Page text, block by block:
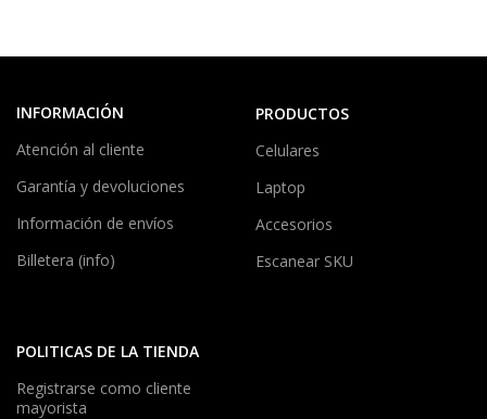
INFORMACIÓN
Atención al cliente
Garantía y devoluciones
Información de envíos
Billetera (info)
PRODUCTOS
Celulares
Laptop
Accesorios
Escanear SKU
POLITICAS DE LA TIENDA
Registrarse como cliente
mayorista